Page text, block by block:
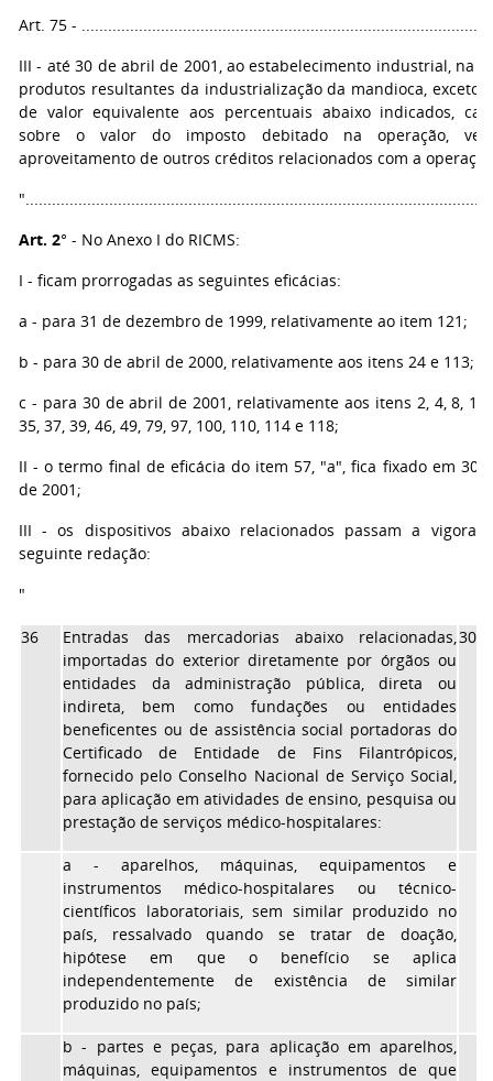
Art. 75 -
III - até 30 de abril de 2001, ao estabelecimento industrial, na
produtos resultantes da industrialização da mandioca, exceto
de valor equivalente aos percentuais abaixo indicados,
sobre o valor do imposto debitado na operação,
aproveitamento de outros créditos relacionados com a
Art. 2° - No Anexo I do RICMS:
I - ficam prorrogadas as seguintes eficácias:
a - para 31 de dezembro de 1999, relativamente ao item 121;
b - para 30 de abril de 2000, relativamente aos itens 24 e 113;
c - para 30 de abril de 2001, relativamente aos itens 2, 4, 8, 11,
35, 37, 39, 46, 49, 79, 97, 100, 110, 114 e 118;
II - o termo final de eficácia do item 57, "a", fica fixado em 30
de 2001;
III - os dispositivos abaixo relacionados passam a vigorar
seguinte redação:
"
36
Entradas das mercadorias abaixo relacionadas,
importadas do exterior diretamente por órgãos ou
entidades da administração pública, direta ou
indireta, bem como fundações ou entidades
beneficentes ou de assistência social portadoras do
Certificado de Entidade de Fins Filantrópicos,
fornecido pelo Conselho Nacional de Serviço Social,
para aplicação em atividades de ensino, pesquisa ou
prestação de serviços médico-hospitalares:
30/
a - aparelhos, máquinas, equipamentos e
instrumentos médico-hospitalares ou técnico-
científicos laboratoriais, sem similar produzido no
país, ressalvado quando se tratar de doação,
hipótese em que o benefício se aplica
independentemente de existência de similar
produzido no país;
b - partes e peças, para aplicação em aparelhos,
máquinas, equipamentos e instrumentos de que